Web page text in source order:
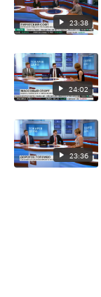
23:38
24:02
23:36